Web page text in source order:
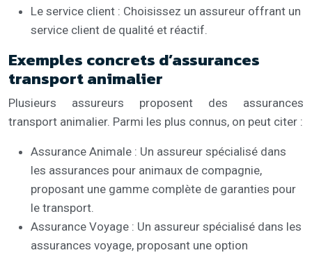
Le service client : Choisissez un assureur offrant un
service client de qualité et réactif.
Exemples concrets d’assurances
transport animalier
Plusieurs assureurs proposent des assurances
transport animalier. Parmi les plus connus, on peut citer :
Assurance Animale : Un assureur spécialisé dans
les assurances pour animaux de compagnie,
proposant une gamme complète de garanties pour
le transport.
Assurance Voyage : Un assureur spécialisé dans les
assurances voyage, proposant une option